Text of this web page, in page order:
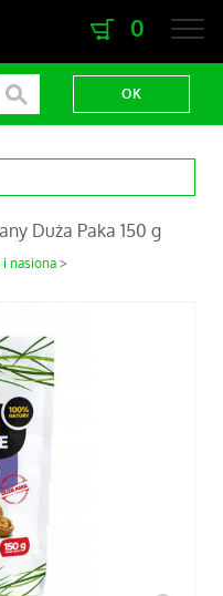
0
Duża Paka 150 g
i nasiona